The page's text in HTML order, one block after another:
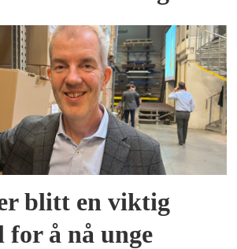
blitt en viktig
for å nå unge